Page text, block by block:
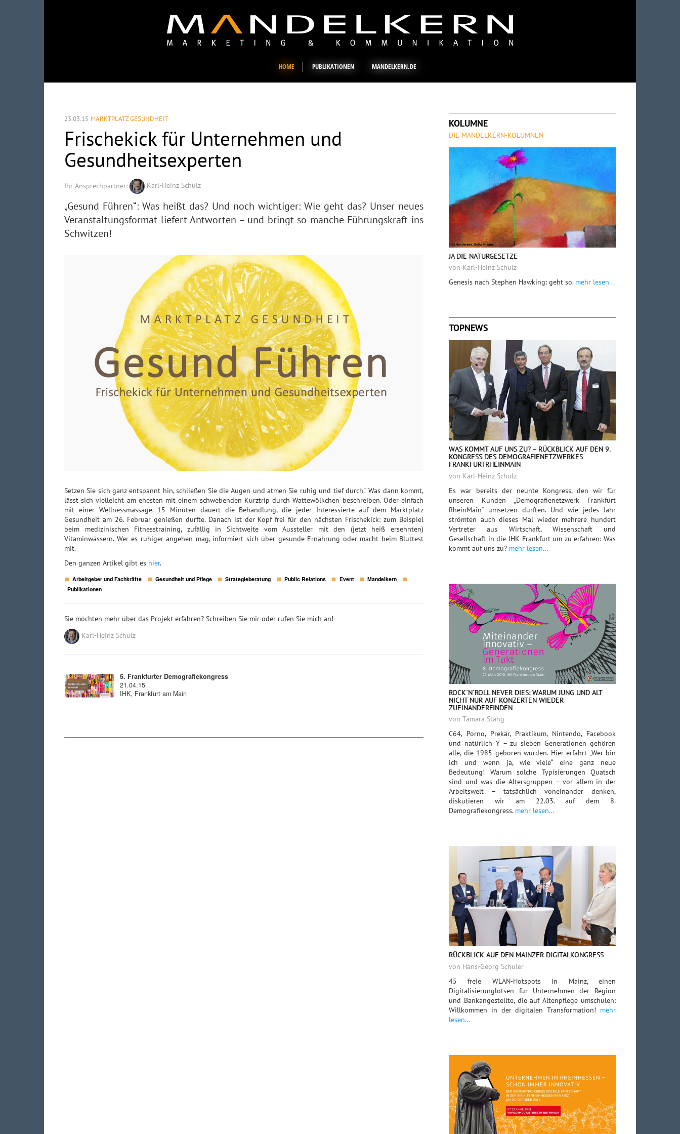
HOME PUBLIKATIONEN MANDELKERN.DE
23.03.15 MARKTPLATZ GESUNDHEIT
Frischekick für Unternehmen und
Gesundheitsexperten
Ihr Ansprechpartner: Karl-Heinz Schulz
„Gesund Führen“: Was heißt das? Und noch wichtiger: Wie geht das? Unser neues
Veranstaltungsformat liefert Antworten – und bringt so manche Führungskraft ins
Schwitzen!
Setzen Sie sich ganz entspannt hin, schließen Sie die Augen und atmen Sie ruhig und tief durch.“ Was dann kommt,
lässt sich vielleicht am ehesten mit einem schwebenden Kurztrip durch Wattewölkchen beschreiben. Oder einfach
mit einer Wellnessmassage. 15 Minuten dauert die Behandlung, die jeder Interessierte auf dem Marktplatz
Gesundheit am 26. Februar genießen durfte. Danach ist der Kopf frei für den nächsten Frischekick: zum Beispiel
beim medizinischen Fitnesstraining, zufällig in Sichtweite vom Aussteller mit den (jetzt heiß ersehnten)
Vitaminwässern. Wer es ruhiger angehen mag, informiert sich über gesunde Ernährung oder macht beim Bluttest
mit.
Den ganzen Artikel gibt es hier.
Arbeitgeber und Fachkräfte Gesundheit und Pflege Strategieberatung Public Relations Event
Mandelkern
Publikationen
Sie möchten mehr über das Projekt erfahren? Schreiben Sie mir oder rufen Sie mich an!
Karl-Heinz Schulz
5. Frankfurter Demografiekongress
21.04.15
IHK, Frankfurt am Main
KOLUMNE
DIE MANDELKERN-KOLUMNEN
JA DIE NATURGESETZE
von Karl-Heinz Schulz
Genesis nach Stephen Hawking: geht so. mehr lesen...
TOPNEWS
WAS KOMMT AUF UNS ZU? – RÜCKBLICK AUF DEN 9.
KONGRESS DES DEMOGRAFIENETZWERKES
FRANKFURTRHEINMAIN
von Karl-Heinz Schulz
Es war bereits der neunte Kongress, den wir für
unseren Kunden „Demografienetzwerk Frankfurt
RheinMain“ umsetzen durften. Und wie jedes Jahr
strömten auch dieses Mal wieder mehrere hundert
Vertreter aus Wirtschaft, Wissenschaft und
Gesellschaft in die IHK Frankfurt um zu erfahren: Was
kommt auf uns zu? mehr lesen...
ROCK`N`ROLL NEVER DIES: WARUM JUNG UND ALT
NICHT NUR AUF KONZERTEN WIEDER
ZUEINANDERFINDEN
von Tamara Stang
C64, Porno, Prekär, Praktikum, Nintendo, Facebook
und natürlich Y – zu sieben Generationen gehören
alle, die 1985 geboren wurden. Hier erfährt „Wer bin
ich und wenn ja, wie viele“ eine ganz neue
Bedeutung! Warum solche Typisierungen Quatsch
sind und was die Altersgruppen – vor allem in der
Arbeitswelt – tatsächlich voneinander denken,
diskutieren wir am 22.03. auf dem 8.
Demografiekongress. mehr lesen...
RÜCKBLICK AUF DEN MAINZER DIGITALKONGRESS
von Hans-Georg Schuler
45 freie WLAN-Hotspots in Mainz, einen
Digitalisierunglotsen für Unternehmen der Region
und Bankangestellte, die auf Altenpflege umschulen:
Willkommen in der digitalen Transformation! mehr
lesen...